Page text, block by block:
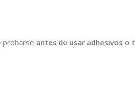
probarse antes de usar adhesivos o